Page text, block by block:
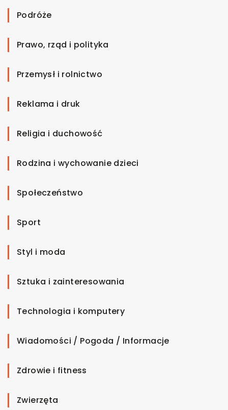
Podróże
Prawo, rząd i polityka
Przemysł i rolnictwo
Reklama i druk
Religia i duchowość
Rodzina i wychowanie dzieci
Społeczeństwo
Sport
Styl i moda
Sztuka i zainteresowania
Technologia i komputery
Wiadomości / Pogoda / Informacje
Zdrowie i fitness
Zwierzęta